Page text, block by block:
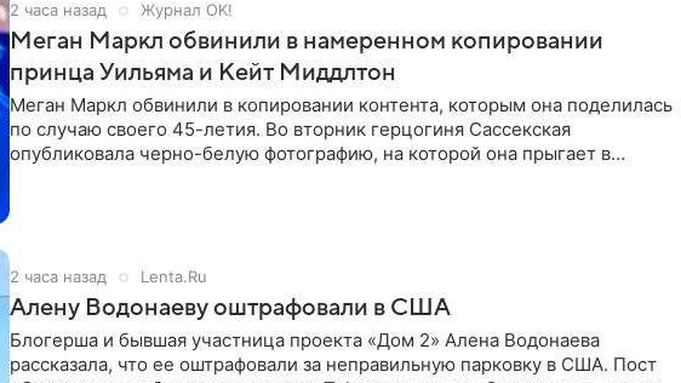
2 часа назад Журнал OK!
Меган Маркл обвинили в намеренном копировании
принца Уильяма и Кейт Миддлтон
Меган Маркл обвинили в копировании контента, которым она поделилась
по случаю своего 45-летия. Во вторник герцогиня Сассекская
опубликовала черно-белую фотографию, на которой она прыгает в
2 часа назад Lenta.Ru
Алену Водонаеву оштрафовали в США
Блогерша и бывшая участница проекта «Дом 2» Алена Водонаева
рассказала, что ее оштрафовали за неправильную парковку в США. Пост